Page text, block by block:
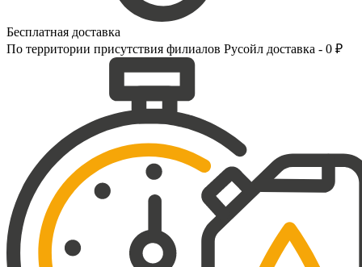
Бесплатная доставка
По территории присутствия филиалов Русойл доставка - 0 ₽